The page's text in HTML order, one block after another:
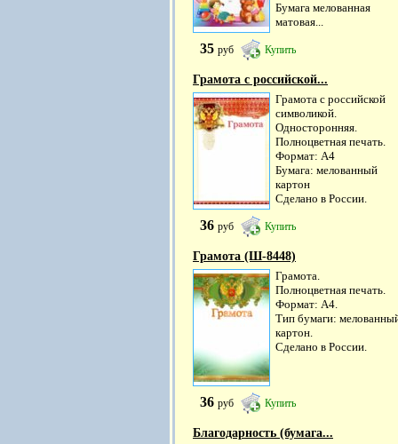
Бумага мелованная
матовая...
35 руб Купить
Грамота с российской...
Грамота с российской
символикой.
Односторонняя.
Полноцветная печать.
Формат: А4
Бумага: мелованный
картон
Сделано в России.
36 руб Купить
Грамота (Ш-8448)
Грамота.
Полноцветная печать.
Формат: А4.
Тип бумаги:
картон.
Сделано в России.
36 руб Купить
Благодарность (бумага...